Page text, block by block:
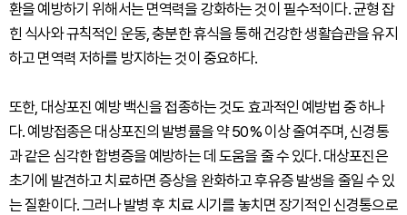
환을 예방하기 위해서는 면역력을 강화하는 것이 필수적이다. 균형 잡
힌 식사와 규칙적인 운동, 충분한 휴식을 통해 건강한 생활습관을 유지
하고 면역력 저하를 방지하는 것이 중요하다.
또한, 대상포진 예방 백신을 접종하는 것도 효과적인 예방법 중 하나
다. 예방접종은 대상포진의 발병률을 약 50% 이상 줄여주며, 신경통
과 같은 심각한 합병증을 예방하는 데 도움을 줄 수 있다. 대상포진은
초기에 발견하고 치료하면 증상을 완화하고 후유증 발생을 줄일 수 있
는 질환이다. 그러나 발병 후 치료 시기를 놓치면 장기적인 신경통으로